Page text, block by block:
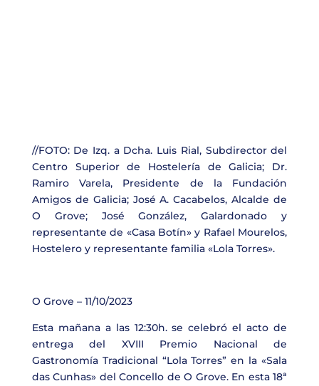
//FOTO: De Izq. a Dcha. Luis Rial, Subdirector del
Centro Superior de Hostelería de Galicia; Dr.
Ramiro Varela, Presidente de la Fundación
Amigos de Galicia; José A. Cacabelos, Alcalde de
O Grove; José González, Galardonado y
representante de «Casa Botín» y Rafael Mourelos,
Hostelero y representante familia «Lola Torres».
O Grove – 11/10/2023
Esta mañana a las 12:30h. se celebró el acto de
entrega del XVIII Premio Nacional de
Gastronomía Tradicional “Lola Torres”en la «Sala
das Cunhas» delConcello de O Grove. En esta 18ª